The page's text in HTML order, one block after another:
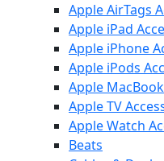
Apple AirTags
Apple iPad
Apple iPhone
Apple iPods
Apple
Apple TV
Apple Watch
Beats